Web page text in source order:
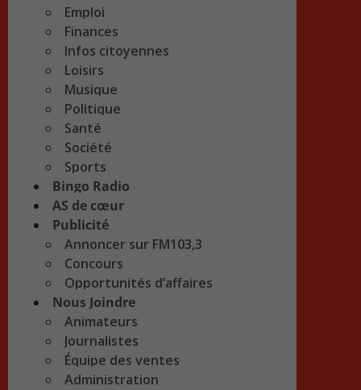
Emploi
Finances
Infos citoyennes
Loisirs
Musique
Politique
Santé
Société
Sports
Bingo Radio
AS de cœur
Publicité
Annoncer sur FM103,3
Concours
Opportunités d’affaires
Nous Joindre
Animateurs
Journalistes
Équipe des ventes
Administration